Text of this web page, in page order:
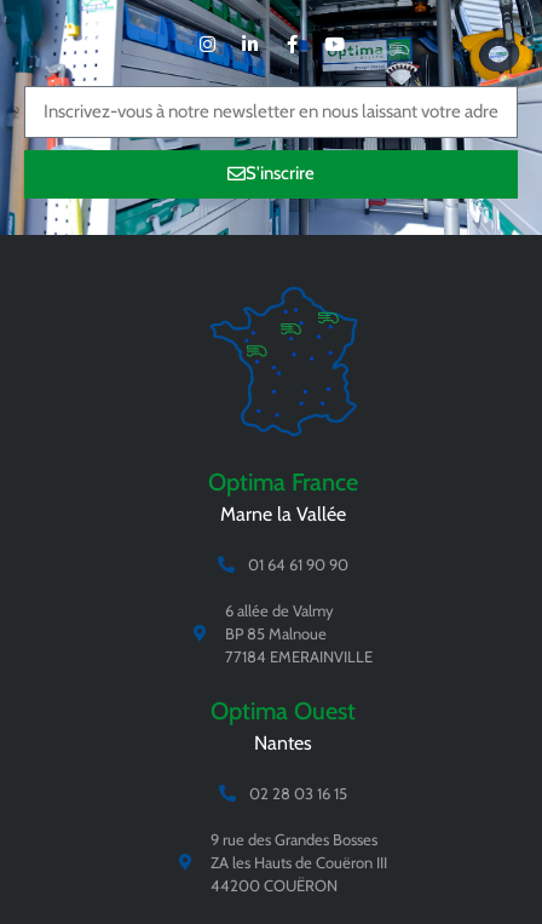
S'inscrire
Optima France
Marne la Vallée
01 64 61 90 90
6 allée de Valmy
BP 85 Malnoue
77184 EMERAINVILLE
Optima Ouest
Nantes
02 28 03 16 15
9 rue des Grandes Bosses
ZA les Hauts de Couëron III
44200 COUËRON